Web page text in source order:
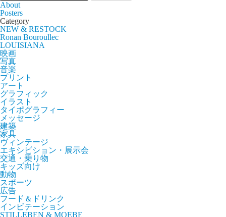
About
Posters
Category
NEW & RESTOCK
Ronan Bouroullec
LOUISIANA
映画
写真
音楽
プリント
アート
グラフィック
イラスト
タイポグラフィー
メッセージ
建築
家具
ヴィンテージ
エキシビション・展示会
交通・乗り物
キッズ向け
動物
スポーツ
広告
フード＆ドリンク
インビテーション
STILLEBEN & MOEBE